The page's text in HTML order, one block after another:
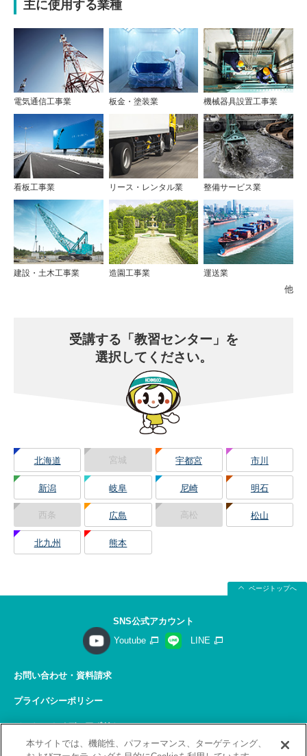
主に使用する業種
電気通信工事業 板金・塗装業 機械器具設置工事業
看板工事業 リース・レンタル業 整備サービス業
建設・土木工事業 造園工事業 運送業
他
受講する 「教習センター」を
選択してください。
北海道 宮城 宇都宮 市川
新潟 岐阜 尼崎 明石
西条 広島 高松 松山
北九州 熊本
ページトップへ
SNS公式アカウント
Youtube
LINE
お問い合わせ・資料請求
プライバシーポリシー
ソーシャルメディアポリシー
サイトの利用について
本サイトでは、機能性、パフォーマンス、ターゲティング、